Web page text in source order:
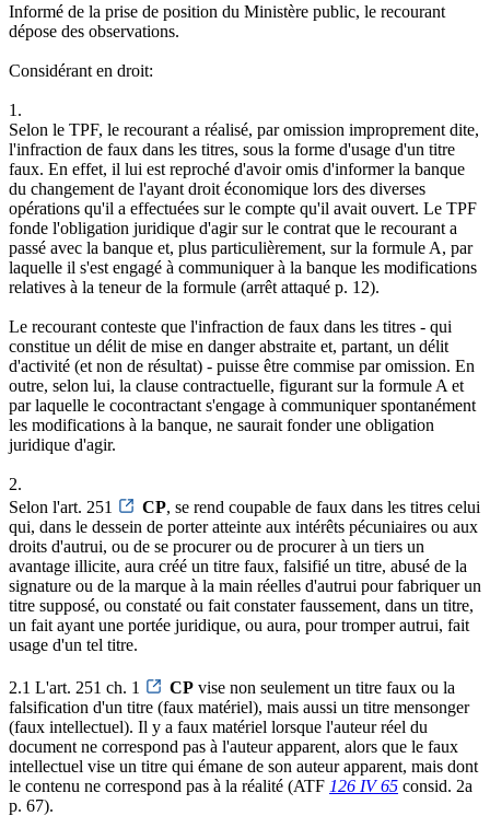
Informé de la prise de position du Ministère public, le recourant
dépose des observations.
Considérant en droit:
1.
Selon le TPF, le recourant a réalisé, par omission improprement dite,
l'infraction de faux dans les titres, sous la forme d'usage d'un titre
faux. En effet, il lui est reproché d'avoir omis d'informer la banque
du changement de l'ayant droit économique lors des diverses
opérations qu'il a effectuées sur le compte qu'il avait ouvert. Le TPF
fonde l'obligation juridique d'agir sur le contrat que le recourant a
passé avec la banque et, plus particulièrement, sur la formule A, par
laquelle il s'est engagé à communiquer à la banque les modifications
relatives à la teneur de la formule (arrêt attaqué p. 12).
Le recourant conteste que l'infraction de faux dans les titres - qui
constitue un délit de mise en danger abstraite et, partant, un délit
d'activité (et non de résultat) - puisse être commise par omission. En
outre, selon lui, la clause contractuelle, figurant sur la formule A et
par laquelle le cocontractant s'engage à communiquer spontanément
les modifications à la banque, ne saurait fonder une obligation
juridique d'agir.
2.
Selon l'art. 251
CP, se rend coupable de faux dans les titres celui
qui, dans le dessein de porter atteinte aux intérêts pécuniaires ou aux
droits d'autrui, ou de se procurer ou de procurer à un tiers un
avantage illicite, aura créé un titre faux, falsifié un titre, abusé de la
signature ou de la marque à la main réelles d'autrui pour fabriquer un
titre supposé, ou constaté ou fait constater faussement, dans un titre,
un fait ayant une portée juridique, ou aura, pour tromper autrui, fait
usage d'un tel titre.
2.1 L'art. 251 ch. 1 CP vise non seulement un titre faux ou la
falsification d'un titre (faux matériel), mais aussi un titre mensonger
(faux intellectuel). Il y a faux matériel lorsque l'auteur réel du
document ne correspond pas à l'auteur apparent, alors que le faux
intellectuel vise un titre qui émane de son auteur apparent, mais dont
le contenu ne correspond pas à la réalité (ATF 126 IV 65 consid. 2a
p. 67).